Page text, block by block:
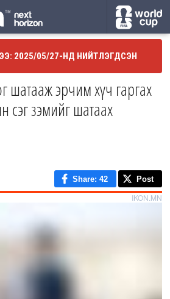
2025/05/27-НД НИЙТЛЭГДСЭН
шатааж эрчим хүч гаргах
сэг зэмийг шатаах
Share: 42 Post
IKON.MN